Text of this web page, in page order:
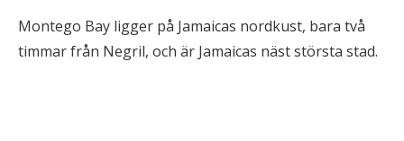
Montego Bay ligger på Jamaicas nordkust, bara två
timmar från Negril, och är Jamaicas näst största stad.